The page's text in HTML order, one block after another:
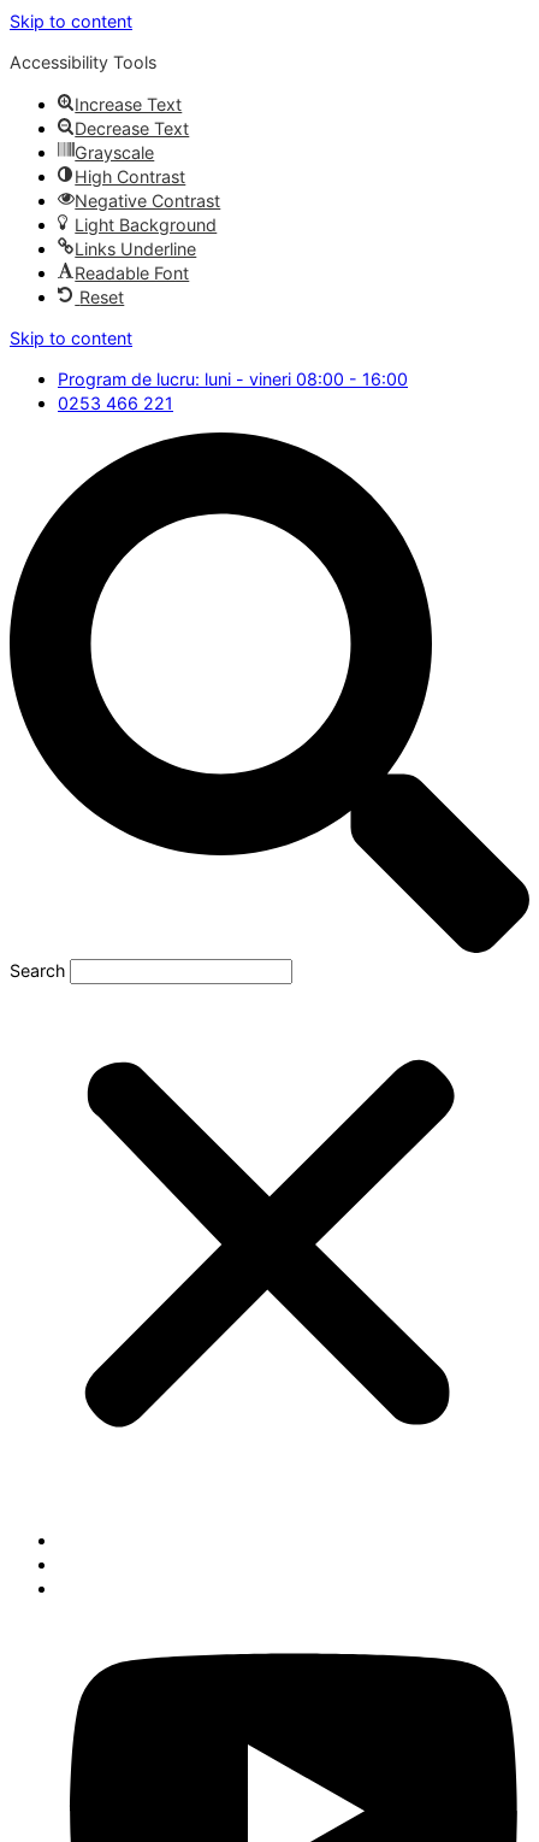
Skip to content
Accessibility Tools
Increase Text
Decrease Text
Grayscale
High Contrast
Negative Contrast
Light Background
Links Underline
Readable Font
Reset
Skip to content
Program de lucru: luni - vineri 08:00 - 16:00
0253 466 221
Search